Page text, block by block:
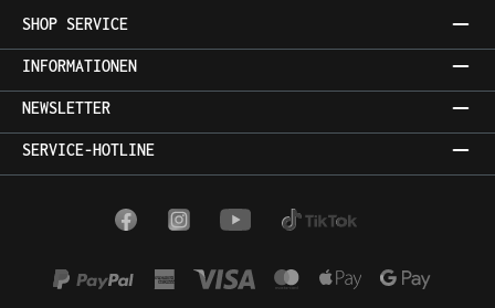
SHOP SERVICE
INFORMATIONEN
NEWSLETTER
SERVICE-HOTLINE